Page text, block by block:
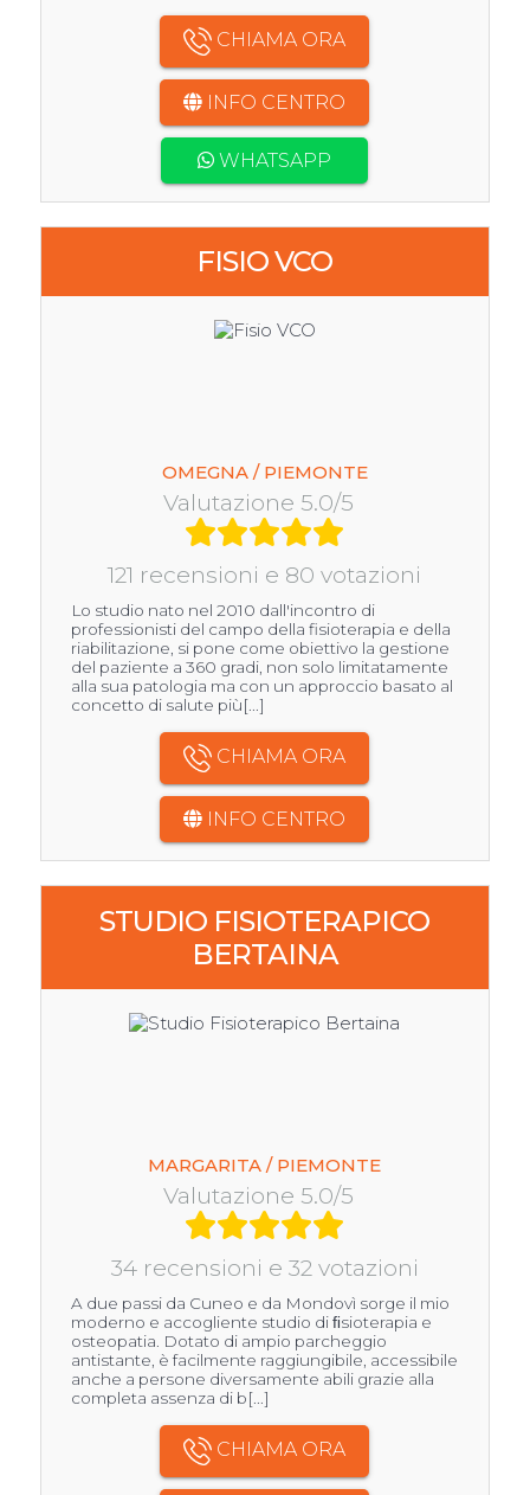
CHIAMA ORA
INFO CENTRO
WHATSAPP
FISIO VCO
OMEGNA / PIEMONTE
Valutazione 5.0/5
121 recensioni e 80 votazioni
Lo studio nato nel 2010 dall'incontro di
professionisti del campo della fisioterapia e della
riabilitazione, si pone come obiettivo la gestione
del paziente a 360 gradi, non solo limitatamente
alla sua patologia ma con un approccio basato al
concetto di salute più[...]
CHIAMA ORA
INFO CENTRO
STUDIO FISIOTERAPICO
BERTAINA
MARGARITA / PIEMONTE
Valutazione 5.0/5
34 recensioni e 32 votazioni
A due passi da Cuneo e da Mondovì sorge il mio
moderno e accogliente studio di ﬁsioterapia e
osteopatia. Dotato di ampio parcheggio
antistante, è facilmente raggiungibile, accessibile
anche a persone diversamente abili grazie alla
completa assenza di b[...]
CHIAMA ORA